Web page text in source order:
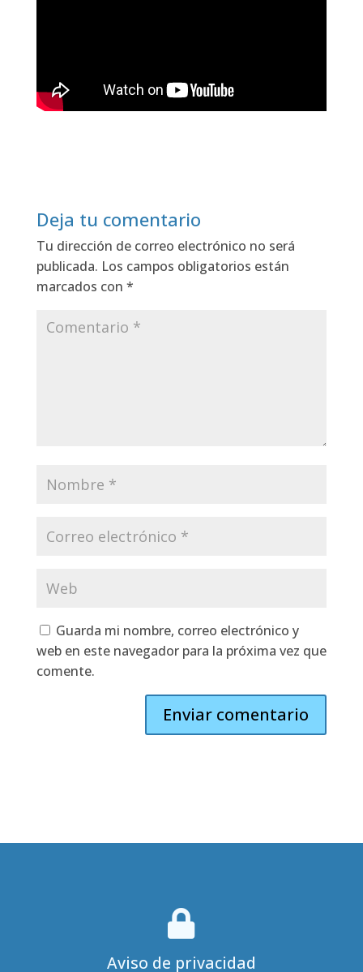
Deja tu comentario
Tu dirección de correo electrónico no será
publicada. Los campos obligatorios están
marcados con *
Guarda mi nombre, correo electrónico y
web en este navegador para la próxima vez que
comente.

Aviso de privacidad